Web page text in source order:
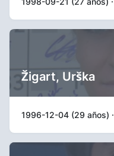
Žigart, Urška
1996-12-04 (29 años) ·